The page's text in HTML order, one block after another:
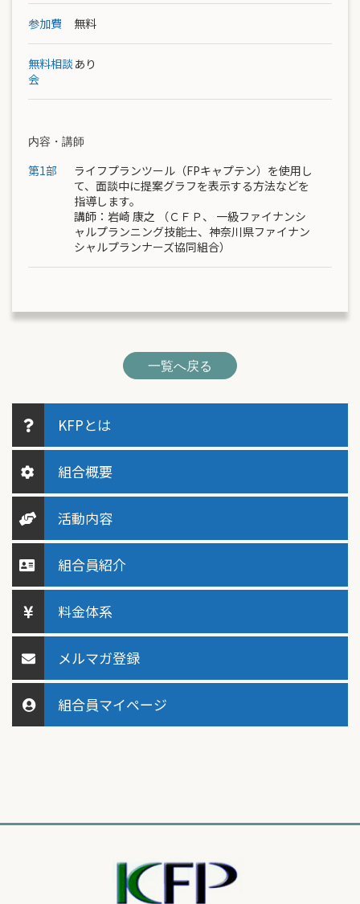
参加費 無料
無料相談
会
あり
内容・講師
第1部
ライフプランツール（FPキャプテン）を使用し
て、面談中に提案グラフを表示する方法などを
指導します。
講師： 岩崎 康之 （ＣＦＰ、 一級ファイナンシ
ャルプランニング技能士、神奈川県ファイナン
シャルプランナーズ協同組合）
一覧へ戻る
KFPとは
組合概要
活動内容
組合員紹介
料金体系
メルマガ登録
組合員マイページ